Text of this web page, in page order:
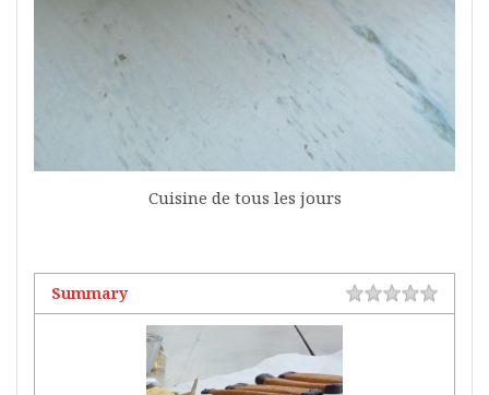
Cuisine de tous les jours
Summary